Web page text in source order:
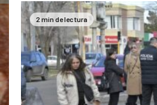
2 min de lectura